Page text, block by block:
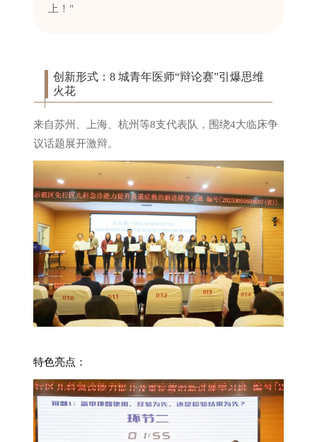
上！"
创新形式：8 城青年医师“辩论赛”引爆思维
火花
来自苏州、上海、杭州等8支代表队，围绕4大临床争
议话题展开激辩。
特色亮点：